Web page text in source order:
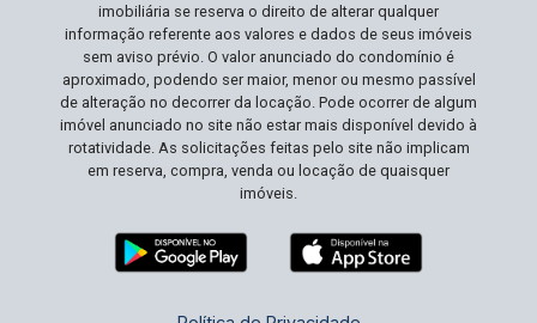
em um bairro valorizado. A demanda por
propriedades neste local é alta, significando que
esta chance pode não estar disponível por
muito tempo. Agende sua visita e descubra
como este lar pode ser seu próximo grande
passo!
imobiliária se reserva o direito de alterar qualquer
informação referente aos valores e dados de seus imóveis
sem aviso prévio. O valor anunciado do condomínio é
aproximado, podendo ser maior, menor ou mesmo passível
de alteração no decorrer da locação. Pode ocorrer de algum
imóvel anunciado no site não estar mais disponível devido à
rotatividade. As solicitações feitas pelo site não implicam
em reserva, compra, venda ou locação de quaisquer
imóveis.